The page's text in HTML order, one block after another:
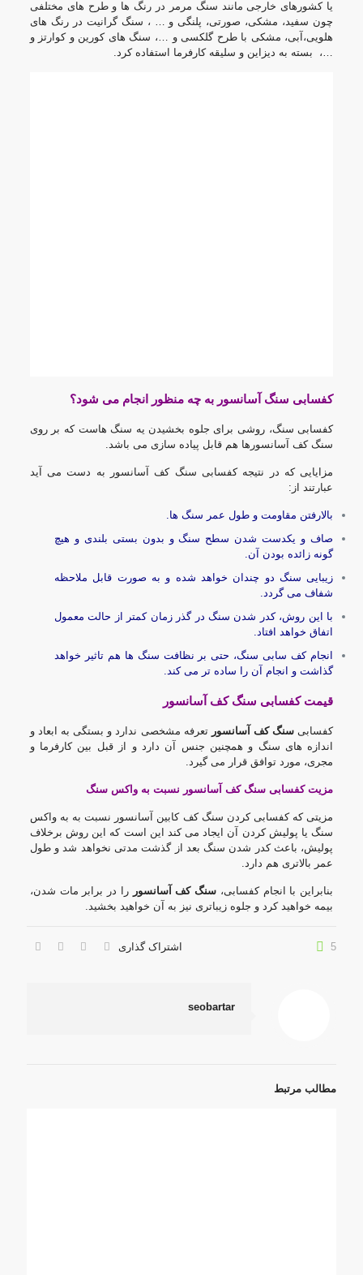
یا کشورهای خارجی مانند سنگ مرمر در رنگ ها و طرح های مختلفی
چون سفید، مشکی، صورتی، پلنگی و … ، سنگ گرانیت در رنگ های
هلویی،آبی، مشکی با طرح گلکسی و …، سنگ های کورین و کوارتز و
…، بسته به دیزاین و سلیقه کارفرما استفاده کرد.
کفسابی سنگ آسانسور به چه منظور انجام می شود؟
کفسابی سنگ، روشی برای جلوه بخشیدن یه سنگ هاست که بر روی
سنگ کف آسانسورها هم قابل پیاده سازی می باشد.
مزایایی که در نتیجه کفسابی سنگ کف آسانسور به دست می آید
عبارتند از:
بالارفتن مقاومت و طول عمر سنگ ها.
صاف و یکدست شدن سطح سنگ و بدون بستی بلندی و هیچ
گونه زائده بودن آن.
زیبایی سنگ دو چندان خواهد شده و به صورت قابل ملاحظه
شفاف می گردد.
با این روش، کدر شدن سنگ در گذر زمان کمتر از حالت معمول
اتفاق خواهد افتاد.
انجام کف سابی سنگ، حتی بر نظافت سنگ ها هم تاثیر خواهد
گذاشت و انجام آن را ساده تر می کند.
قیمت کفسابی سنگ کف آسانسور
کفسابی سنگ کف آسانسور تعرفه مشخصی ندارد و بستگی به ابعاد و
اندازه های سنگ و همچنین جنس آن دارد و از قبل بین کارفرما و
مجری، مورد توافق قرار می گیرد.
مزیت کفسابی سنگ کف آسانسور نسبت به واکس سنگ
مزیتی که کفسابی کردن سنگ کف کابین آسانسور نسبت به به واکس
سنگ یا پولیش کردن آن ایجاد می کند این است که این روش برخلاف
پولیش، باعث کدر شدن سنگ بعد از گذشت مدتی نخواهد شد و طول
عمر بالاتری هم دارد.
بنابراین با انجام کفسابی، سنگ کف آسانسور را در برابر مات شدن،
بیمه خواهید کرد و جلوه زیباتری نیز به آن خواهید بخشید.
اشتراک گذاری 5
seobartar
مطالب مرتبط